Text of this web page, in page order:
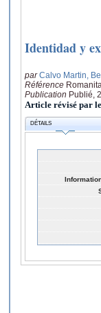
Identidad y
parCalvo Martin,
Référence
Publication Publié,
Article révisé par
DÉTAILS